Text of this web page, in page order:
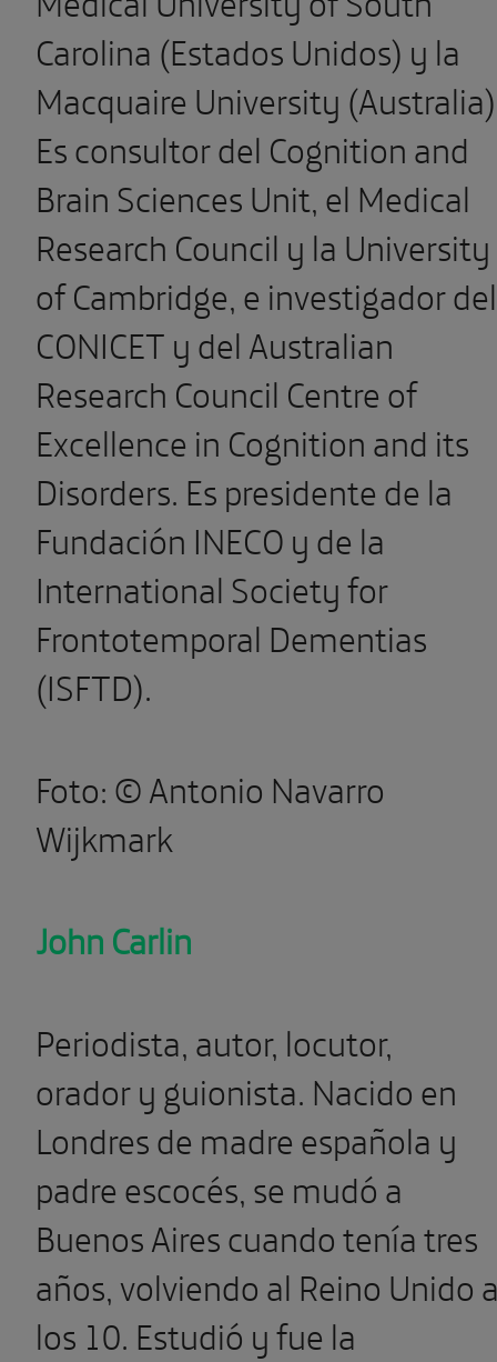
Carolina (Estados Unidos) y la
Macquaire University
Es consultor del Cognition and
Brain Sciences Unit, el Medical
Research Council y la University
of Cambridge, e investigador del
CONICET y del Australian
Research Council Centre of
Excellence in Cognition and its
Disorders. Es presidente de la
Fundación INECO y de la
International Society for
Frontotemporal Dementias
(ISFTD).
Foto: © Antonio Navarro
Wijkmark
John Carlin
Periodista, autor, locutor,
orador y guionista. Nacido en
Londres de madre española y
padre escocés, se mudó a
Buenos Aires cuando tenía tres
años, volviendo al Reino Unido
los 10. Estudió y fue la